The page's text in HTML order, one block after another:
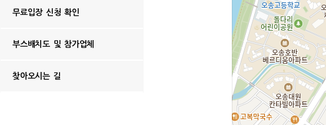
무료입장 신청 확인
부스배치도 및 참가업체
찾아오시는 길